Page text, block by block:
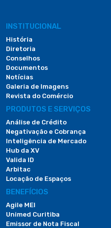
INSTITUCIONAL
História
Diretoria
Conselhos
Documentos
Notícias
Galeria de Imagens
Revista do Comércio
PRODUTOS E SERVIÇOS
Análise de Crédito
Negativação e Cobrança
Inteligência de Mercado
Hub da XV
Valida ID
Arbitac
Locação de Espaços
BENEFÍCIOS
Agile MEI
Unimed Curitiba
Emissor de Nota Fiscal